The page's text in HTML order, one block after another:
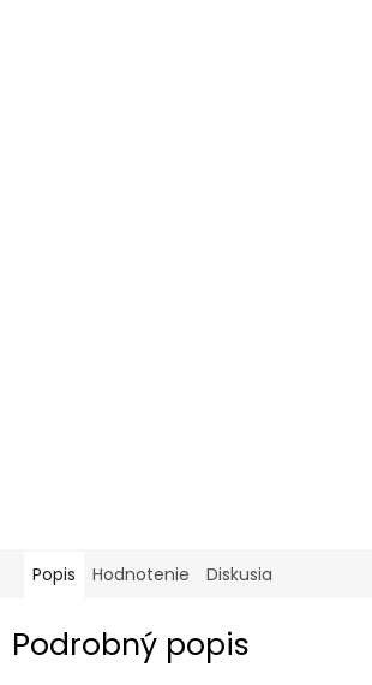
Popis Hodnotenie Diskusia
Podrobný popis